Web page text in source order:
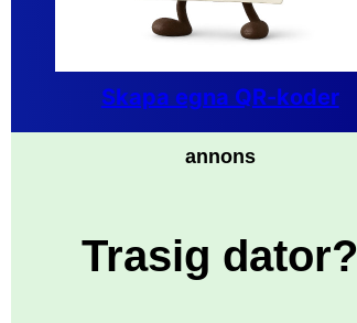
Skapa egna QR-koder
annons
Trasig dator?